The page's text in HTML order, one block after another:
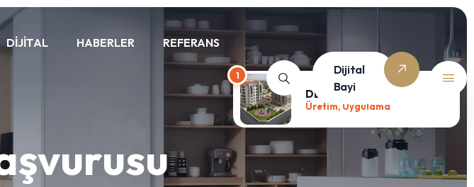
DIJITAL HABERLER REFERANS
Dijital
Bayi
DEV CİTY
Üretim, Uygulama
1